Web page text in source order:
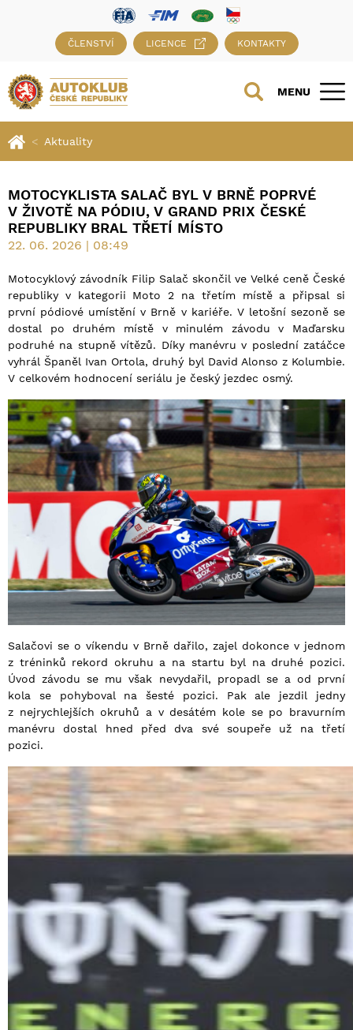
ČLENSTVÍ LICENCE KONTAKTY
MENU
Aktuality
MOTOCYKLISTA SALAČ BYL V BRNĚ POPRVÉ
V ŽIVOTĚ NA PÓDIU, V GRAND PRIX ČESKÉ
REPUBLIKY BRAL TŘETÍ MÍSTO
22. 06. 2026 | 08:49
Motocyklový závodník Filip Salač skončil ve Velké ceně České
republiky v kategorii Moto 2 na třetím místě a připsal si
první pódiové umístění v Brně v kariéře. V letošní sezoně se
dostal po druhém místě v minulém závodu v Maďarsku
podruhé na stupně vítězů. Díky manévru v poslední zatáčce
vyhrál Španěl Ivan Ortola, druhý byl David Alonso z Kolumbie.
V celkovém hodnocení seriálu je český jezdec osmý.
Salačovi se o víkendu v Brně dařilo, zajel dokonce v jednom
z tréninků rekord okruhu a na startu byl na druhé pozici.
Úvod závodu se mu však nevydařil, propadl se a od první
kola se pohyboval na šesté pozici. Pak ale jezdil jedny
z nejrychlejších okruhů a v desátém kole se po bravurním
manévru dostal hned před dva své soupeře už na třetí
pozici.